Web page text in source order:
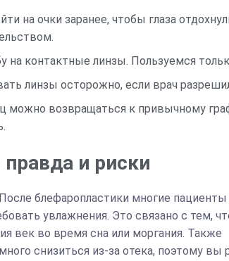
на очки заранее, чтобы глаза
на контактные линзы. Пользуемся
линзы осторожно, если врач
можно возвращаться к привычному
и риски
блефаропластики многие
увлажнения. Это связано с тем,
век во время сна или моргания. Также
снизиться из-за отека, поэтому вы